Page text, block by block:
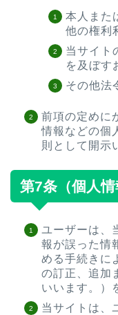
本人また
他の権利
当サイト
を及ぼす
その他法
前項の定めに
情報などの個
則として開示
第7条（個人情
ユーザーは、
報が誤った情
める手続きに
の訂正、追加
いいます。）
当サイトは、